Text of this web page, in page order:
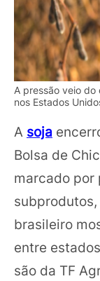
A pressão veio
nos Estados
A soja
Bolsa de
marcado por
brasileiro
entre
são da TF